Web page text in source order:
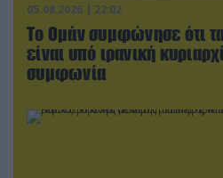
05.08.2026 | 22:02
Το Ομάν συμφώνησε ότι
είναι υπό ιρανική
συμφωνία